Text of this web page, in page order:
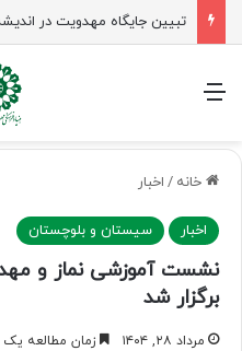
منو
خانه / اخبار
اخبار سیستان و بلوچستان
نشست آموزشی ‌نماز و
برگزار شد
مرداد ۲۸, ۱۴۰۴ زمان مطالعه یک